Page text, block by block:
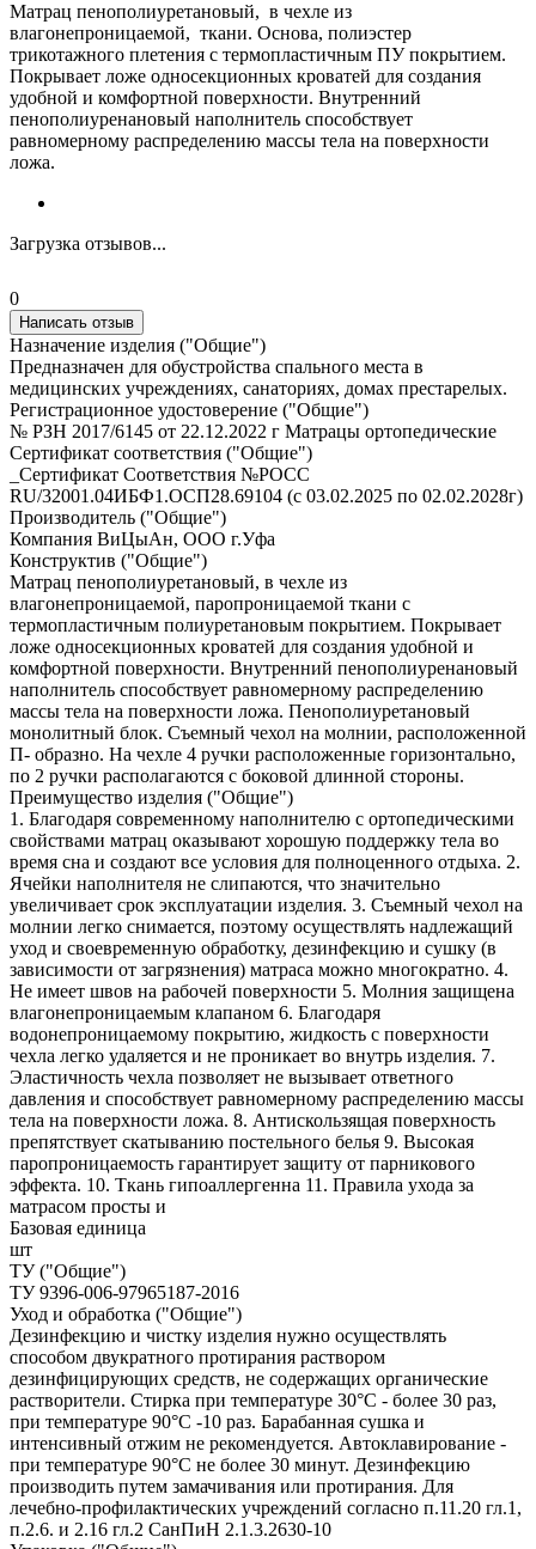
Матрац пенополиуретановый, в чехле из
влагонепроницаемой, ткани. Основа, полиэстер
трикотажного плетения с термопластичным ПУ покрытием.
Покрывает ложе односекционных кроватей для создания
удобной и комфортной поверхности. Внутренний
пенополиуренановый наполнитель способствует
равномерному распределению массы тела на поверхности
ложа.
Загрузка отзывов...
0
Написать отзыв
Назначение изделия ("Общие")
Предназначен для обустройства спального места в
медицинских учреждениях, санаториях, домах престарелых.
Регистрационное удостоверение ("Общие")
№ РЗН 2017/6145 от 22.12.2022 г Матрацы ортопедические
Сертификат соответствия ("Общие")
_Сертификат Соответствия №РОСС
RU/32001.04ИБФ1.ОСП28.69104 (с 03.02.2025 по 02.02.2028г)
Производитель ("Общие")
Компания ВиЦыАн, ООО г.Уфа
Конструктив ("Общие")
Матрац пенополиуретановый, в чехле из
влагонепроницаемой, паропроницаемой ткани с
термопластичным полиуретановым покрытием. Покрывает
ложе односекционных кроватей для создания удобной и
комфортной поверхности. Внутренний пенополиуренановый
наполнитель способствует равномерному распределению
массы тела на поверхности ложа. Пенополиуретановый
монолитный блок. Съемный чехол на молнии, расположенной
П- образно. На чехле 4 ручки расположенные горизонтально,
по 2 ручки располагаются с боковой длинной стороны.
Преимущество изделия ("Общие")
1. Благодаря современному наполнителю с ортопедическими
свойствами матрац оказывают хорошую поддержку тела во
время сна и создают все условия для полноценного отдыха. 2.
Ячейки наполнителя не слипаются, что значительно
увеличивает срок эксплуатации изделия. 3. Съемный чехол на
молнии легко снимается, поэтому осуществлять надлежащий
уход и своевременную обработку, дезинфекцию и сушку (в
зависимости от загрязнения) матраса можно многократно. 4.
Не имеет швов на рабочей поверхности 5. Молния защищена
влагонепроницаемым клапаном 6. Благодаря
водонепроницаемому покрытию, жидкость с поверхности
чехла легко удаляется и не проникает во внутрь изделия. 7.
Эластичность чехла позволяет не вызывает ответного
давления и способствует равномерному распределению массы
тела на поверхности ложа. 8. Антискользящая поверхность
препятствует скатыванию постельного белья 9. Высокая
паропроницаемость гарантирует защиту от парникового
эффекта. 10. Ткань гипоаллергенна 11. Правила ухода за
матрасом просты и
Базовая единица
шт
ТУ ("Общие")
ТУ 9396-006-97965187-2016
Уход и обработка ("Общие")
Дезинфекцию и чистку изделия нужно осуществлять
способом двукратного протирания раствором
дезинфицирующих средств, не содержащих органические
растворители. Стирка при температуре 30°С - более 30 раз,
при температуре 90°С -10 раз. Барабанная сушка и
интенсивный отжим не рекомендуется. Автоклавирование -
при температуре 90°С не более 30 минут. Дезинфекцию
производить путем замачивания или протирания. Для
лечебно-профилактических учреждений согласно п.11.20 гл.1,
п.2.6. и 2.16 гл.2 СанПиН 2.1.3.2630-10